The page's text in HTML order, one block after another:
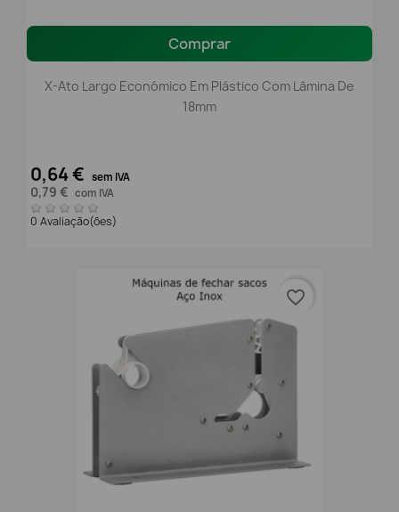
Comprar
X-Ato Largo Económico Em Plástico Com Lâmina De
18mm
0,64 € sem IVA
0,79 € com IVA
0 Avaliação(ões)
favorite_border